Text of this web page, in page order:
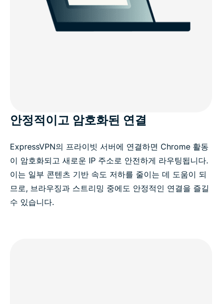
안정적이고 암호화된 연결
ExpressVPN의 프라이빗 서버에 연결하면 Chrome 활동
이 암호화되고 새로운 IP 주소로 안전하게 라우팅됩니다.
이는 일부 콘텐츠 기반 속도 저하를 줄이는 데 도움이 되
므로, 브라우징과 스트리밍 중에도 안정적인 연결을 즐길
수 있습니다.